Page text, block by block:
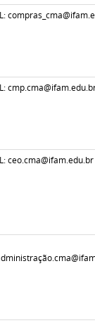
ceo.cma@ifam.edu.br